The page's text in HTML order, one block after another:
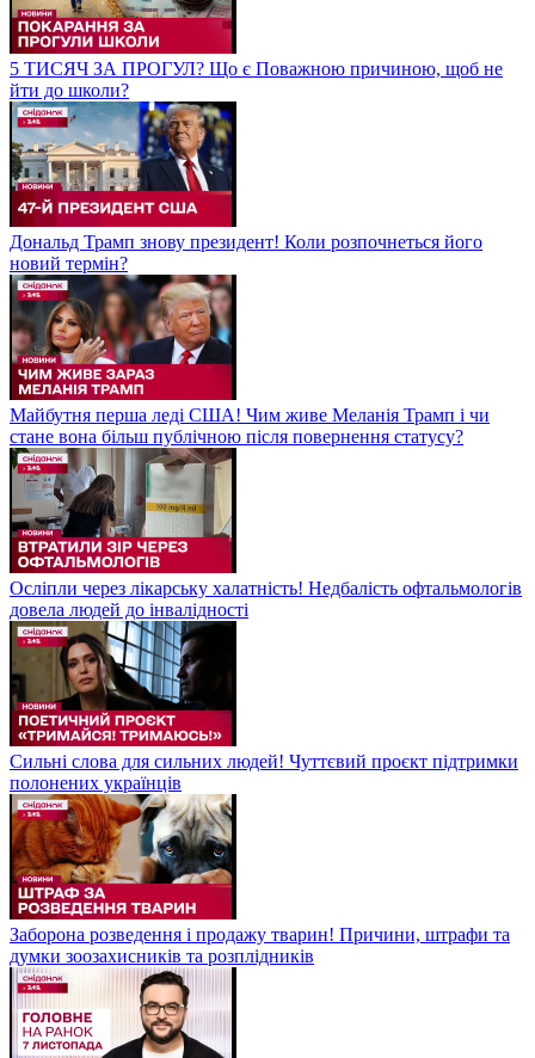
5 ТИСЯЧ ЗА ПРОГУЛ? Що є Поважною причиною, щоб не
йти до школи?
Дональд Трамп знову президент! Коли розпочнеться його
новий термін?
Майбутня перша леді США! Чим живе Меланія Трамп і чи
стане вона більш публічною після повернення статусу?
Осліпли через лікарську халатність! Недбалість офтальмологів
довела людей до інвалідності
Сильні слова для сильних людей! Чуттєвий проєкт підтримки
полонених українців
Заборона розведення і продажу тварин! Причини, штрафи та
думки зоозахисників та розплідників